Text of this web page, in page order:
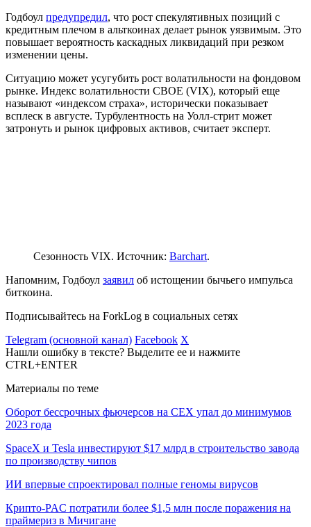
Годбоул предупредил, что рост спекулятивных позиций с
кредитным плечом в альткоинах делает рынок уязвимым. Это
повышает вероятность каскадных ликвидаций при резком
изменении цены.
Ситуацию может усугубить рост волатильности на фондовом
рынке. Индекс волатильности CBOE (VIX), который еще
называют «индексом страха», исторически показывает
всплеск в августе. Турбулентность на Уолл-стрит может
затронуть и рынок цифровых активов, считает эксперт.
Сезонность VIX. Источник: Barchart.
Напомним, Годбоул заявил об истощении бычьего импульса
биткоина.
Подписывайтесь на ForkLog в социальных сетях
Telegram (основной канал) Facebook X
Нашли ошибку в тексте? Выделите ее и нажмите
CTRL+ENTER
Материалы по теме
Оборот бессрочных фьючерсов на CEX упал до минимумов
2023 года
SpaceX и Tesla инвестируют $17 млрд в строительство завода
по производству чипов
ИИ впервые спроектировал полные геномы вирусов
Крипто-PAC потратили более $1,5 млн после поражения на
праймериз в Мичигане